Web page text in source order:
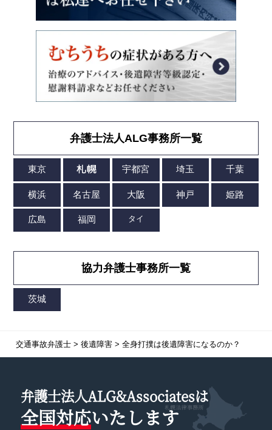
弁護士法人ALG事務所一覧
協力弁護士事務所一覧
交通事故弁護士> 後遺障害> 全身打撲は後遺障害になるのか？
弁護士法人ALG&Associatesは
全国対応いたします